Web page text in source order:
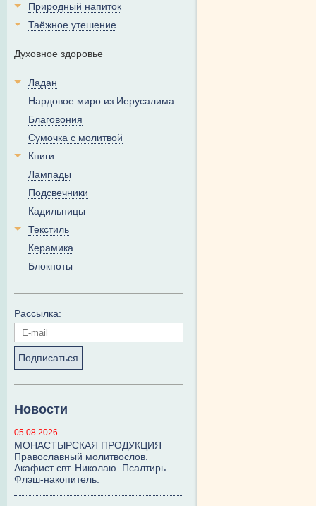
Природный напиток
Таёжное утешение
Духовное здоровье
Ладан
Нардовое миро из Иерусалима
Благовония
Сумочка с молитвой
Книги
Лампады
Подсвечники
Кадильницы
Текстиль
Керамика
Блокноты
Рассылка:
Подписаться
Новости
05.08.2026
МОНАСТЫРСКАЯ ПРОДУКЦИЯ
Православный молитвослов.
Акафист свт. Николаю. Псалтирь.
Флэш-накопитель.